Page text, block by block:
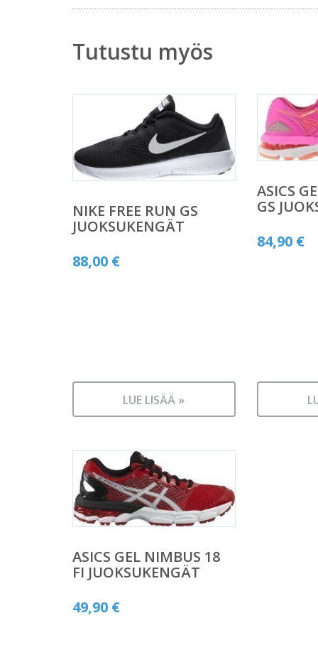
Tutustu myös
NIKE FREE RUN GS
JUOKSUKENGÄT
88,00 €
LUE LISÄÄ »
ASICS
GS
84,90 €
ASICS GEL NIMBUS 18
FI JUOKSUKENGÄT
49,90 €